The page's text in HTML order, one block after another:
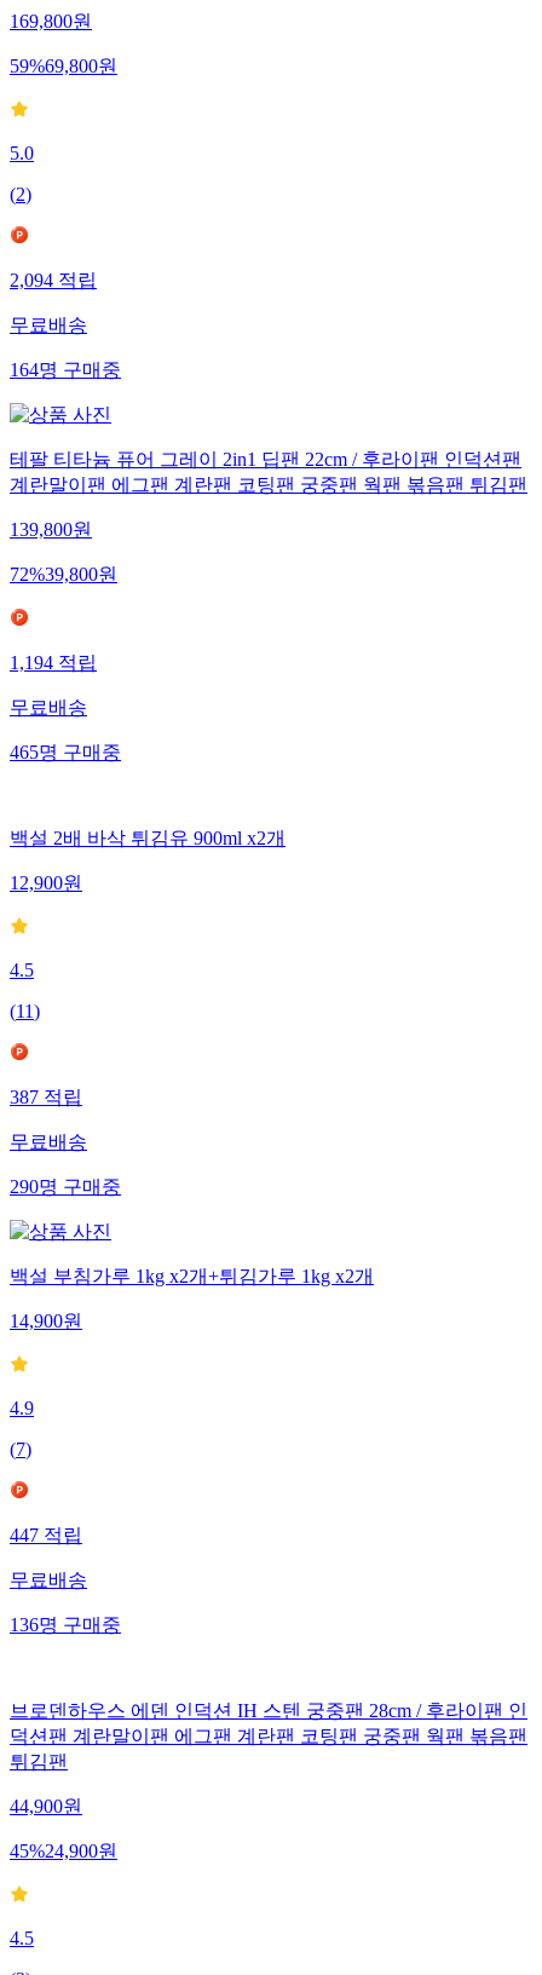
169,800원
59%69,800원
5.0
(2)
2,094적립
무료배송
164명구매중
테팔 티타늄 퓨어 그레이 2in1 딥팬 22cm / 후라이팬 인덕션팬
계란말이팬 에그팬 계란팬 코팅팬 궁중팬 웍팬 볶음팬 튀김팬
139,800원
72%39,800원
1,194적립
무료배송
465명구매중
백설 2배 바삭 튀김유 900ml x2개
12,900원
4.5
(11)
387적립
무료배송
290명구매중
백설 부침가루 1kg x2개+튀김가루 1kg x2개
14,900원
4.9
(7)
447적립
무료배송
136명구매중
브로덴하우스 에덴 인덕션 IH 스텐 궁중팬 28cm / 후라이팬 인
덕션팬 계란말이팬 에그팬 계란팬 코팅팬 궁중팬 웍팬 볶음팬
튀김팬
44,900원
45%24,900원
4.5